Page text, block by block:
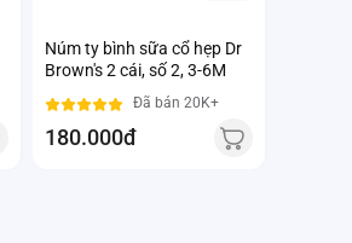
Núm ty bình sữa cổ hẹp Dr
Brown's 2 cái, số 2, 3-6M
Đã bán 20K+
180.000đ